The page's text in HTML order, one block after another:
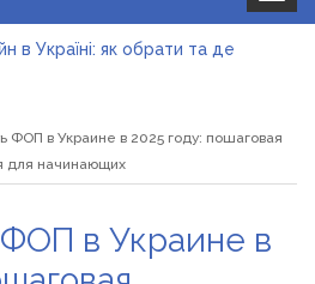
в Україні: як обрати та де
— лідер серед компаній з
ФОП в Украине в 2025 году: пошаговая
для начинающих
в Украине в